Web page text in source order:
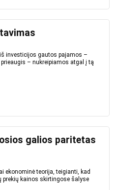
investicijos gautos pajamos –
– nukreipiamos atgal į tą
galios paritetas
ekonominė teorija, teigianti, kad
prekių kainos skirtingose šalyse